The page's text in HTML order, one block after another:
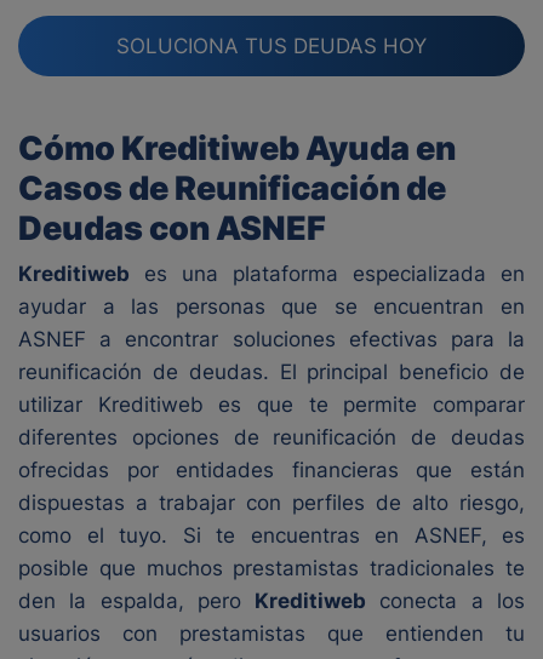
SOLUCIONA TUS DEUDAS HOY
Cómo Kreditiweb Ayuda en
Casos de Reunificación de
Deudas con ASNEF
Kreditiweb es una plataforma especializada en
ayudar a las personas que se encuentran en
ASNEF a encontrar soluciones efectivas para la
reunificación de deudas. El principal beneficio de
utilizar Kreditiweb es que te permite comparar
diferentes opciones de reunificación de deudas
ofrecidas por entidades financieras que están
dispuestas a trabajar con perfiles de alto riesgo,
como el tuyo. Si te encuentras en ASNEF, es
posible que muchos prestamistas tradicionales te
den la espalda, pero Kreditiweb conecta a los
usuarios con prestamistas que entienden tu